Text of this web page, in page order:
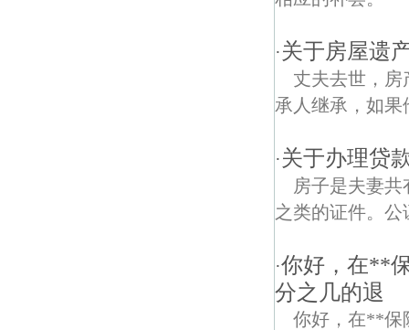
·关于房屋遗
丈夫去世，
承人继承，如
·关于办理贷
房子是夫妻
之类的证件。
·你好，在**
分之几的退
你好，在**保